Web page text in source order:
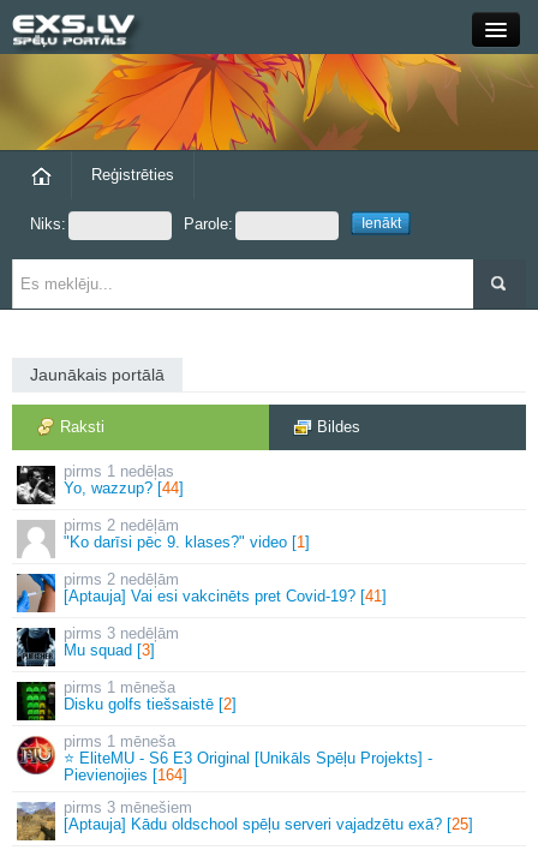
Close
Forums
Grupas
Reģistrēties
Niks: Parole:
Jaunākais portālā
Raksti Bildes
1 nedēļas
Yo, wazzup? [44]
2 nedēļām
"Ko darīsi pēc 9. klases?" video [1]
2 nedēļām
[Aptauja] Vai esi vakcinēts pret Covid-19? [41]
3 nedēļām
Mu squad [3]
1 mēneša
Disku golfs tiešsaistē [2]
1 mēneša
⭐ EliteMU - S6 E3 Original [Unikāls Spēļu Projekts] -
Pievienojies [164]
3 mēnešiem
[Aptauja] Kādu oldschool spēļu serveri vajadzētu exā? [25]